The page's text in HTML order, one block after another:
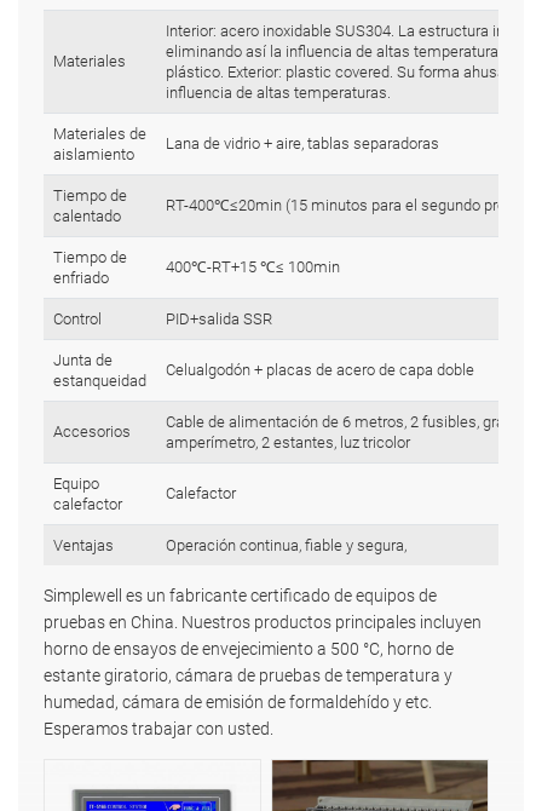
Materiales
Interior: acero inoxidable SUS304. La estructura
eliminando así la influencia de altas temperaturas.
plástico. Exterior: plastic covered. Su forma ahusada
influencia de altas temperaturas.
Materiales de
aislamiento
Lana de vidrio + aire, tablas separadoras
Tiempo de
calentado
RT-400℃≤20min (15 minutos para el segundo
Tiempo de
enfriado
400℃-RT+15 ℃≤ 100min
Control PID+salida SSR
Junta de
estanqueidad
Celualgodón + placas de acero de capa doble
Accesorios
Cable de alimentación de 6 metros, 2 fusibles,
amperímetro, 2 estantes, luz tricolor
Equipo
calefactor
Calefactor
Ventajas Operación continua, fiable y segura,
Simplewell es un fabricante certificado de equipos de
pruebas en China. Nuestros productos principales incluyen
horno de ensayos de envejecimiento a 500 °C, horno de
estante giratorio, cámara de pruebas de temperatura y
humedad, cámara de emisión de formaldehído y etc.
Esperamos trabajar con usted.